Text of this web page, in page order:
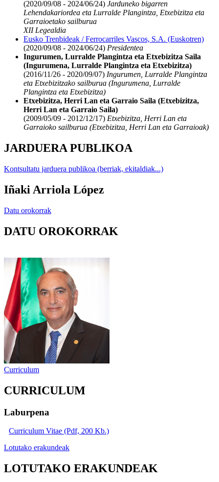
(2020/09/08 - 2024/06/24) Jarduneko bigarren
Lehendakariordea eta Lurralde Plangintza, Etxebizitza eta
Garraioetako sailburua
XII Legealdia
Eusko Trenbideak / Ferrocarriles Vascos, S.A. (Euskotren)
(2020/09/08 - 2024/06/24) Presidentea
Ingurumen, Lurralde Plangintza eta Etxebizitza Saila
(Ingurumena, Lurralde Plangintza eta Etxebizitza)
(2016/11/26 - 2020/09/07) Ingurumen, Lurralde Plangintza
eta Etxebizitzako sailburua (Ingurumena, Lurralde
Plangintza eta Etxebizitza)
Etxebizitza, Herri Lan eta Garraio Saila (Etxebizitza,
Herri Lan eta Garraio Saila)
(2009/05/09 - 2012/12/17) Etxebizitza, Herri Lan eta
Garraioko sailburua (Etxebizitza, Herri Lan eta Garraioak)
JARDUERA PUBLIKOA
Kontsultatu jarduera publikoa (berriak, ekitaldiak...)
Iñaki Arriola López
Datu orokorrak
DATU OROKORRAK
Curriculum
CURRICULUM
Laburpena
Curriculum Vitae (Pdf, 200 Kb.)
Lotutako erakundeak
LOTUTAKO ERAKUNDEAK